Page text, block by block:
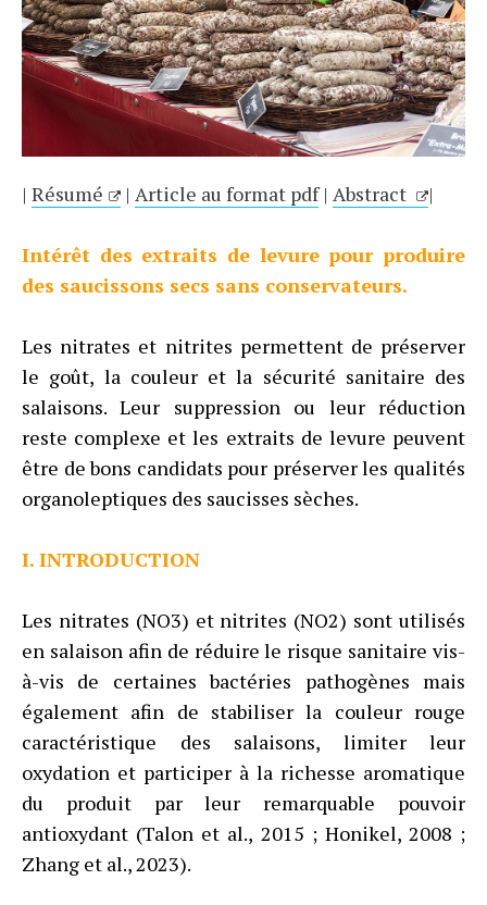
| Résumé | Article au format pdf| Abstract |
Intérêt des extraits de levure pour produire
des saucissons secs sans conservateurs.
Les nitrates et nitrites permettent de préserver
le goût, la couleur et la sécurité sanitaire des
salaisons. Leur suppression ou leur réduction
reste complexe et les extraits de levure peuvent
être de bons candidats pour préserver les qualités
organoleptiques des saucisses sèches.
I. INTRODUCTION
Les nitrates (NO3) et nitrites (NO2) sont utilisés
en salaison afin de réduire le risque sanitaire vis-
à-vis de certaines bactéries pathogènes mais
également afin de stabiliser la couleur rouge
caractéristique des salaisons, limiter leur
oxydation et participer à la richesse aromatique
du produit par leur remarquable pouvoir
antioxydant (Talon et al., 2015 ; Honikel, 2008 ;
Zhang et al., 2023).